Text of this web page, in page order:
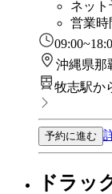
ネッ
営業時
沖縄県那
牧志駅か
予約に進む
ドラッ